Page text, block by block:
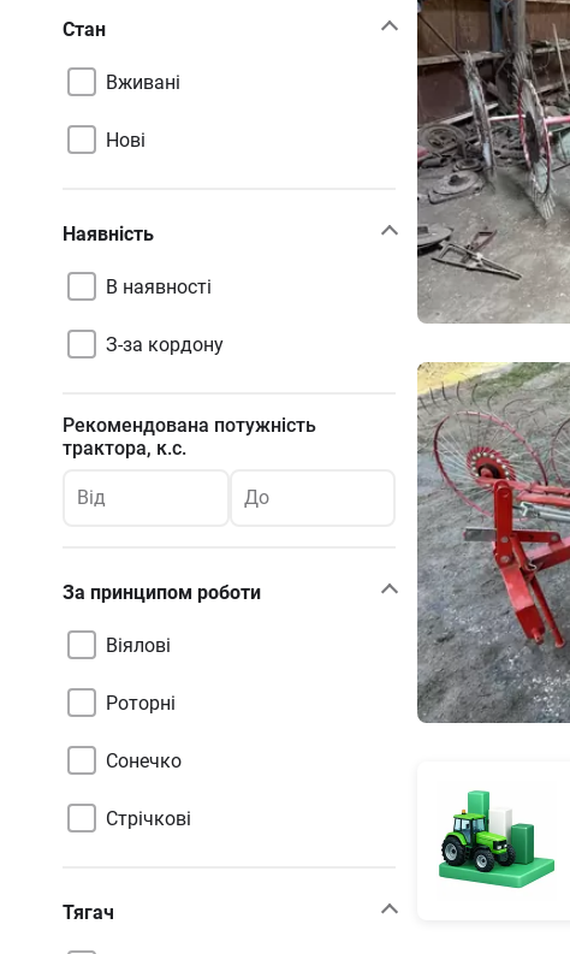
Стан
Вживані
Нові
Наявність
В наявності
З-за кордону
Рекомендована потужність
трактора, к.с.
Від До
За принципом роботи
Віялові
Роторні
Сонечко
Стрічкові
Тягач